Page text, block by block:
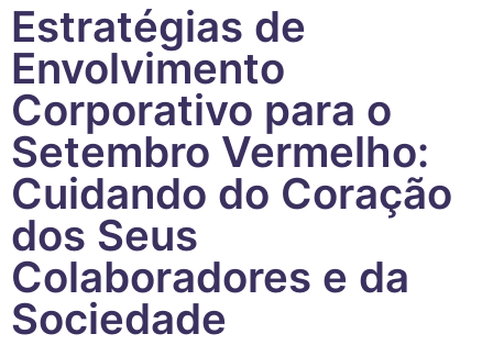
Estratégias de
Envolvimento
Corporativo para o
Setembro Vermelho:
Cuidando do Coração
dos Seus
Colaboradores e da
Sociedade